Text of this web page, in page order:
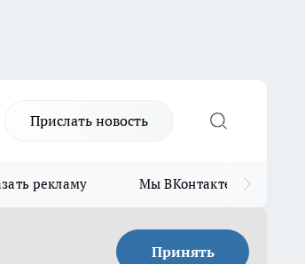
Прислать новость
рекламу Мы ВКонтакте
Принять